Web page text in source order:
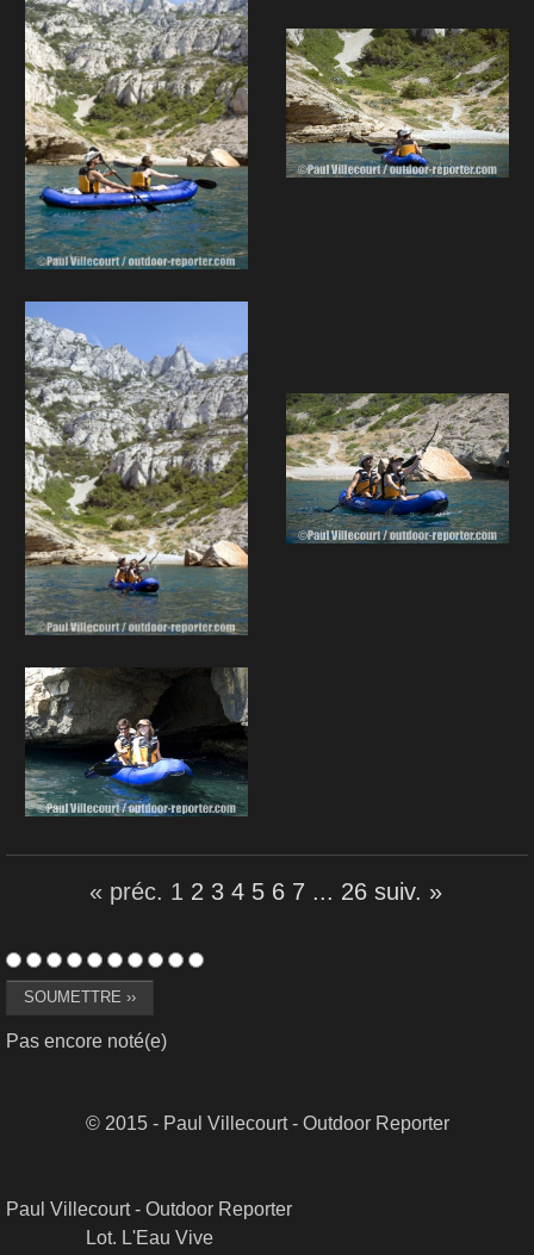
« préc. 1 2 3 4 5 6 7 ... 26 suiv. »
Pas encore noté(e)
© 2015 - Paul Villecourt - Outdoor Reporter
Paul Villecourt - Outdoor Reporter
Lot. L'Eau Vive